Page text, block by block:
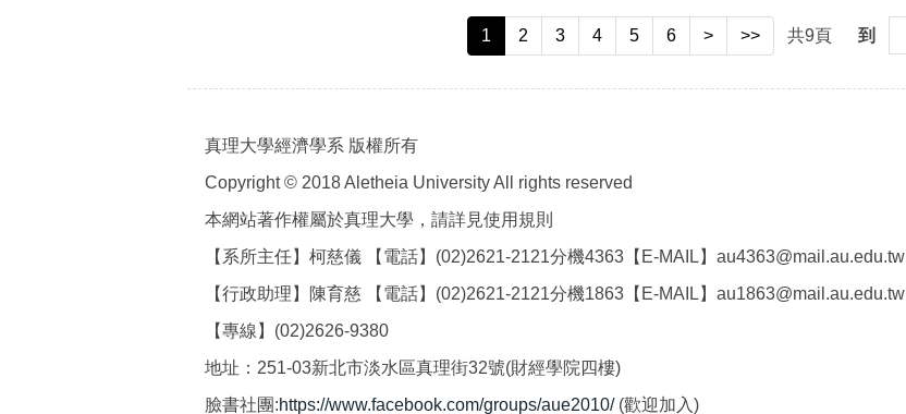
1 2 3 4 5 6 > >> 共9頁 到
真理大學經濟學系 版權所有
Copyright © 2018 Aletheia University All rights reserved
本網站著作權屬於真理大學，請詳見使用規則
【系所主任】柯慈儀 【電話】(02)2621-2121分機4363【E-MAIL】au4363@mail.au.edu.tw
【行政助理】陳育慈 【電話】(02)2621-2121分機1863【E-MAIL】au1863@mail.au.edu.tw
【專線】(02)2626-9380
地址：251-03新北市淡水區真理街32號(財經學院四樓)
臉書社團:https://www.facebook.com/groups/aue2010/(歡迎加入)